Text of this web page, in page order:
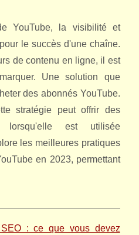
YouTube, la visibilité et
le succès d'une chaîne.
de contenu en ligne, il est
Une solution que
des abonnés YouTube.
stratégie peut offrir des
lorsqu'elle est utilisée
les meilleures pratiques
en 2023, permettant
: ce que vous devez